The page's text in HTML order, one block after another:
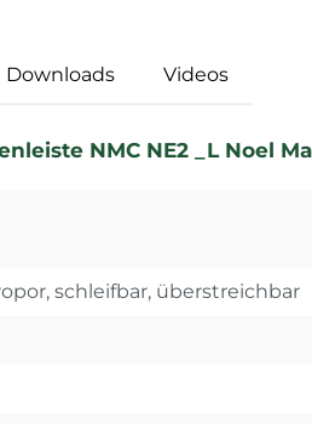
Downloads Videos
NMC NE2 _L Noel
schleifbar, überstreichbar